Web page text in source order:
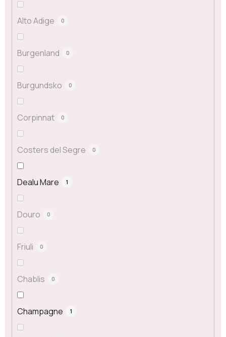
Alto Adige 0
Burgenland 0
Burgundsko 0
Corpinnat 0
Costers del Segre 0
Dealu Mare 1
Douro 0
Friuli 0
Chablis 0
Champagne 1